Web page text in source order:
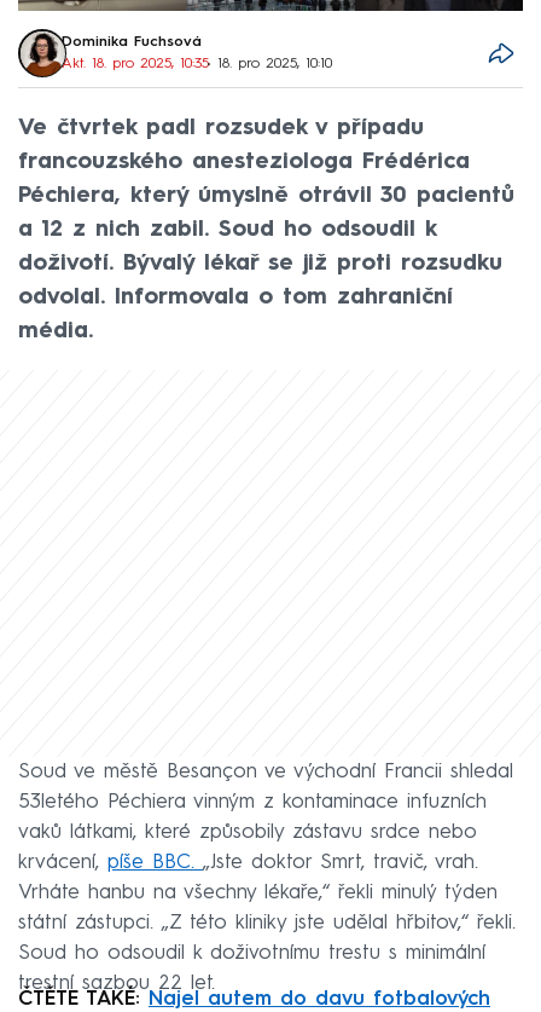
Dominika Fuchsová
Akt. 18. pro 2025, 10:35• 18. pro 2025, 10:10
Ve čtvrtek padl rozsudek v případu
francouzského anesteziologa Frédérica
Péchiera, který úmyslně otrávil 30 pacientů
a 12 z nich zabil. Soud ho odsoudil k
doživotí. Bývalý lékař se již proti rozsudku
odvolal. Informovala o tom zahraniční
média.
Soud ve městě Besançon ve východní Francii shledal
53letého Péchiera vinným z kontaminace infuzních
vaků látkami, které způsobily zástavu srdce nebo
krvácení, píše BBC. „Jste doktor Smrt, travič, vrah.
Vrháte hanbu na všechny lékaře,“ řekli minulý týden
státní zástupci. „Z této kliniky jste udělal hřbitov,“ řekli.
Soud ho odsoudil k doživotnímu trestu s minimální
trestní sazbou 22 let.
ČTĚTE TAKÉ: Najel autem do davu fotbalových